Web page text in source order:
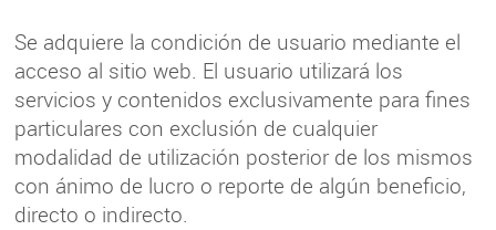
Se adquiere la condición de usuario mediante el
acceso al sitio web. El usuario utilizará los
servicios y contenidos exclusivamente para fines
particulares con exclusión de cualquier
modalidad de utilización posterior de los mismos
con ánimo de lucro o reporte de algún beneficio,
directo o indirecto.